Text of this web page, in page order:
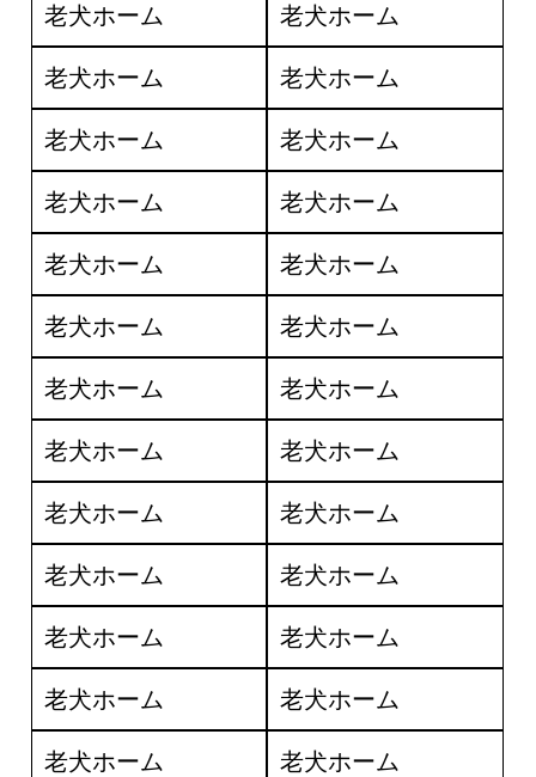
老犬ホーム 老犬ホーム
老犬ホーム 老犬ホーム
老犬ホーム 老犬ホーム
老犬ホーム 老犬ホーム
老犬ホーム 老犬ホーム
老犬ホーム 老犬ホーム
老犬ホーム 老犬ホーム
老犬ホーム 老犬ホーム
老犬ホーム 老犬ホーム
老犬ホーム 老犬ホーム
老犬ホーム 老犬ホーム
老犬ホーム 老犬ホーム
老犬ホーム 老犬ホーム